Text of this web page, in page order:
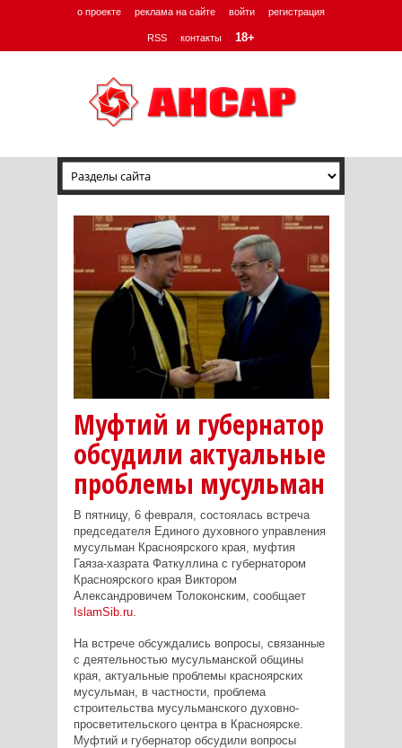
о проекте реклама на сайте войти регистрация
RSS контакты 18+
Муфтий и губернатор
обсудили актуальные
проблемы мусульман
В пятницу, 6 февраля, состоялась встреча
председателя Единого духовного управления
мусульман Красноярского края, муфтия
Гаяза-хазрата Фаткуллина с губернатором
Красноярского края Виктором
Александровичем Толоконским, сообщает
IslamSib.ru.
На встрече обсуждались вопросы, связанные
с деятельностью мусульманской общины
края, актуальные проблемы красноярских
мусульман, в частности, проблема
строительства мусульманского духовно-
просветительского центра в Красноярске.
Муфтий и губернатор обсудили вопросы